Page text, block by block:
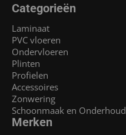
Categorieën
Laminaat
PVC vloeren
Ondervloeren
Plinten
Profielen
Accessoires
Zonwering
Schoonmaak en Onderhoud
Merken